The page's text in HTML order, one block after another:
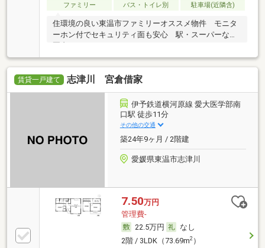
ファミリー
バス・トイレ別 駐車場(近隣含)
住環境の良い東温市ファミリーオススメ物件 モニタ
ーホン付でセキュリティ面も安心 駅・スーパーなど
賃貸一戸建て 志津川 宮倉借家
伊予鉄道横河原線 愛大医学部南
口駅 徒歩11分
その他の交通
築24年9ヶ月 / 2階建
愛媛県東温市志津川
7.50万円
管理費-
22.5万円
なし
2階 / 3LDK（73.69m2）